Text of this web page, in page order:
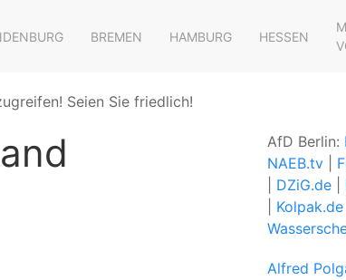
BREMEN HAMBURG HESSEN
Seien Sie friedlich!
AfD Berlin:
NAEB.tv
DZiG.de
Kolpak.de
Alfred